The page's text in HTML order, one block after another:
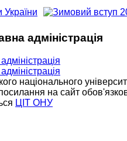
адміністрація
національного
на сайт
ЦІТ ОНУ